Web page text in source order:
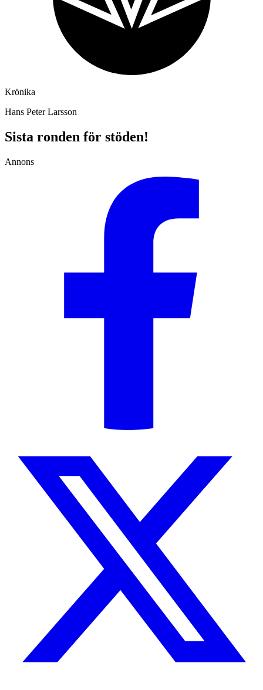
Krönika
Hans Peter Larsson
Sista ronden för stöden!
Annons